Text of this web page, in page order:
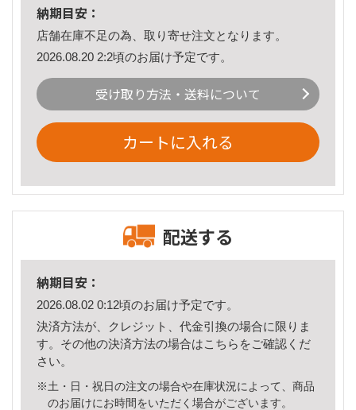
納期目安：
店舗在庫不足の為、取り寄せ注文となります。
2026.08.20 2:2頃のお届け予定です。
受け取り方法・送料について
カートに入れる
配送する
納期目安：
2026.08.02 0:12頃のお届け予定です。
決済方法が、クレジット、代金引換の場合に限りま
す。その他の決済方法の場合はこちら をご確認くだ
さい。
※土・日・祝日の注文の場合や在庫状況によって、商品
のお届けにお時間をいただく場合がございます。